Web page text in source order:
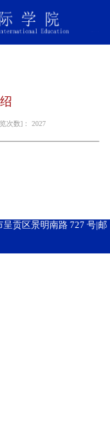
次数]： 2027
贡区景明南路 727 号|邮